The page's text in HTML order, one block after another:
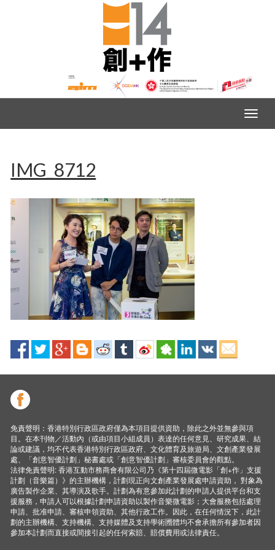
IMG_8712
免責聲明：香港特別行政區政府僅為本項目提供資助，除此之外並無參與項
目。在本刊物／活動內（或由項目小組成員）表達的任何意見、研究成果、結
論或建議，均不代表香港特別行政區政府、文化體育及旅遊局、文創產業發展
處、「創意智優計劃」秘書處或「創意智優計劃」審核委員會的觀點。
法律免責聲明: 香港互動市務商會有限公司乃《第十四屆微電影「創+作」支援
計劃（音樂篇）》的主辦機構，計劃現正向文創產業發展處申請資助， 對象為
廣告製作企業、其導演及歌手。計劃為有意參加此計劃的申請人提供平台和支
援服務，申請人可以根據計劃申請資助以製作音樂微電影；大會服務包括處理
申請、批准申請、審核申領資助、其他行政工作。因此，在任何情況下，此計
劃的主辦機構、支持機構、支持媒體及支持學術圑體均不會承擔所有參加者因
參加本計劃而直接或間接引起的任何索賠、賠償費用或法律責任。